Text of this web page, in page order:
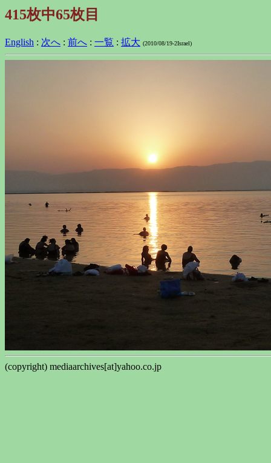
415枚中65枚目
English : 次へ : 前へ : 一覧 : 拡大 (2010/08/19-2Israel)
(copyright) mediaarchives[at]yahoo.co.jp